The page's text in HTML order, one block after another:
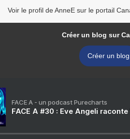
Voir le profil de AnneE sur le portail
Créer un blog sur
Créer un blog
FACE A - un podcast Purecharts
FACE A #30 : Eve Angeli